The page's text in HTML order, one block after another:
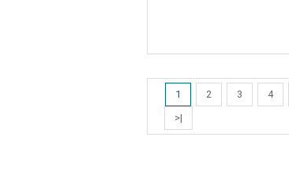
1 2 3 4
>|